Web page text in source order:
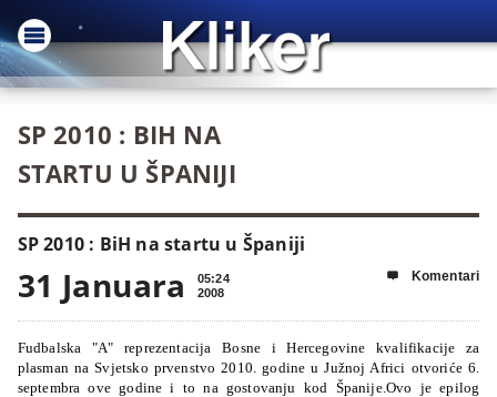
SP 2010 : BIH NA
STARTU U ŠPANIJI
SP 2010 : BiH na startu u Španiji
31 Januara
05:24
2008
 Komentari
Fudbalska "A" reprezentacija Bosne i Hercegovine kvalifikacije za
plasman na Svjetsko prvenstvo 2010. godine u Južnoj Africi otvoriće 6.
septembra ove godine i to na gostovanju kod Španije.Ovo je epilog